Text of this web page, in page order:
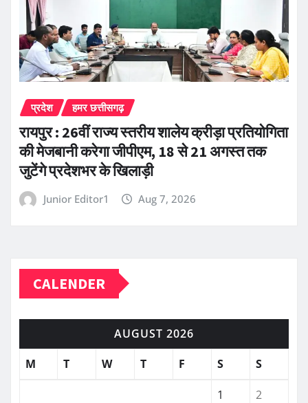
प्रदेश हमर छत्तीसगढ़
रायपुर : 26वीं राज्य स्तरीय शालेय क्रीड़ा प्रतियोगिता
की मेजबानी करेगा जीपीएम, 18 से 21 अगस्त तक
जुटेंगे प्रदेशभर के खिलाड़ी
Junior Editor1 Aug 7, 2026
CALENDER
AUGUST 2026
M
T W T F S S
1
2